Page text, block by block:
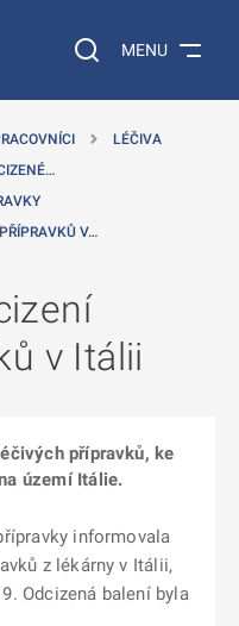
Vyhledávání na
MENU
LÉČIVA
V…
v Itálii
přípravků, ke
území Itálie.
informovala
z lékárny v Itálii,
Odcizená balení byla